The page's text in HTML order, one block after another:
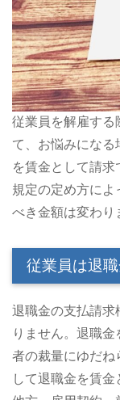
従業員を解雇する
て、お悩みになる
を賃金として請
規定の定め方によ
べき金額は変わり
従業員は退
退職金の支払請求
りません。退職
者の裁量にゆだね
して退職金を賃金